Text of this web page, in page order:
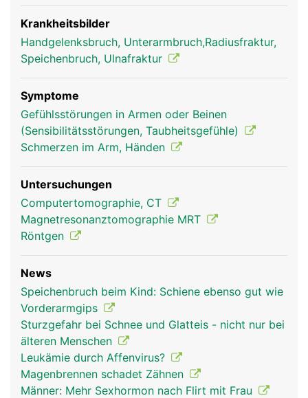
Radius Frau
Krankheitsbilder
Handgelenksbruch, Unterarmbruch,Radiusfraktur,
Speichenbruch, Ulnafraktur
Symptome
Gefühlsstörungen in Armen oder Beinen
(Sensibilitätsstörungen, Taubheitsgefühle)
Schmerzen im Arm, Händen
Untersuchungen
Computertomographie, CT
Magnetresonanztomographie MRT
Röntgen
News
Speichenbruch beim Kind: Schiene ebenso gut wie
Vorderarmgips
Sturzgefahr bei Schnee und Glatteis - nicht nur bei
älteren Menschen
Leukämie durch Affenvirus?
Magenbrennen schadet Zähnen
Männer: Mehr Sexhormon nach Flirt mit Frau